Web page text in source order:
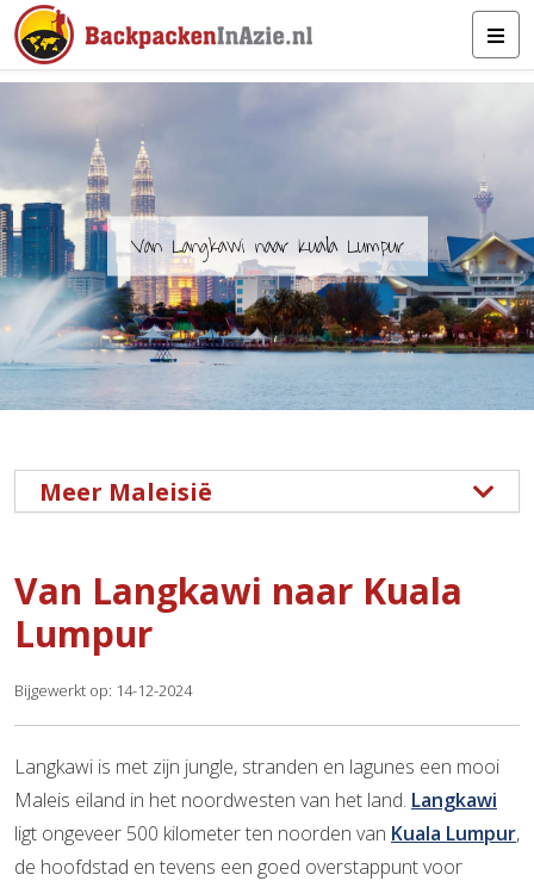
Van Langkawi naar Kuala Lumpur
Meer Maleisië
Van Langkawi naar Kuala
Lumpur
Bijgewerkt op: 14-12-2024
Langkawi is met zijn jungle, stranden en lagunes een mooi
Maleis eiland in het noordwesten van het land. Langkawi
ligt ongeveer 500 kilometer ten noorden van Kuala Lumpur,
de hoofdstad en tevens een goed overstappunt voor